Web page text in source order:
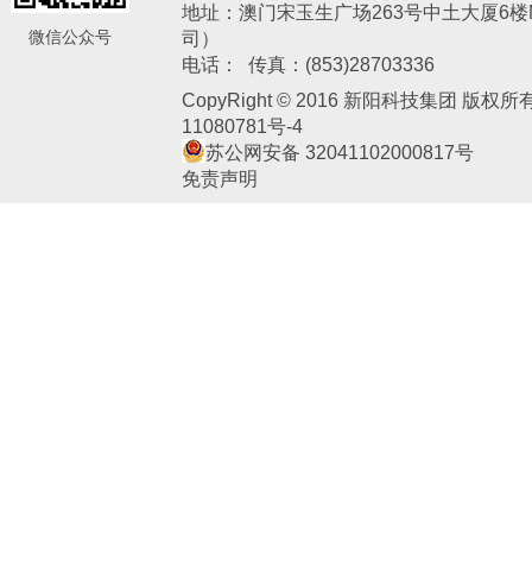
微信公众号
地址：澳门宋玉生广场263号中土大厦6
司）
电话： 传真：(853)28703336
CopyRight © 2016 新阳科技集团 版权所
11080781号-4
苏公网安备 32041102000817号
免责声明